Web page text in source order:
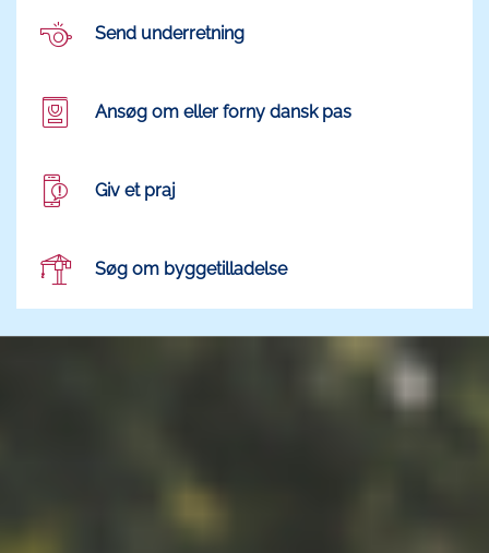
Send underretning
Ansøg om eller forny dansk pas
Giv et praj
Søg om byggetilladelse